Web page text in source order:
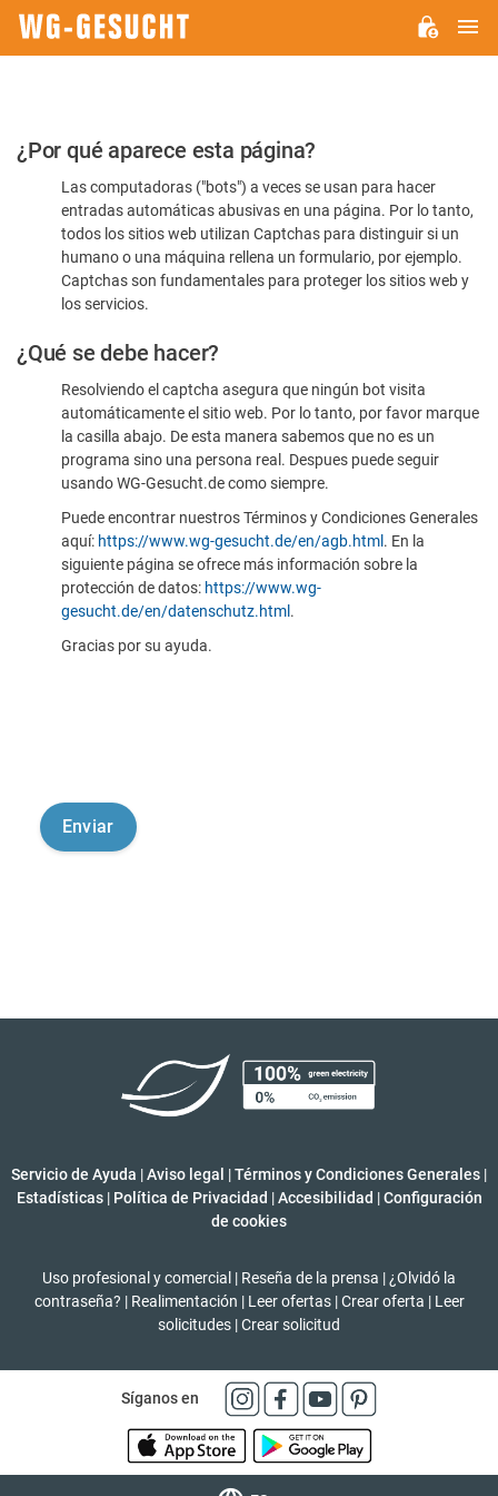
Por
favor,
confirme
humano
¿Por qué aparece esta página?
Las computadoras ("bots") a veces se usan para hacer
entradas automáticas abusivas en una página. Por lo tanto,
todos los sitios web utilizan Captchas para distinguir si un
humano o una máquina rellena un formulario, por ejemplo.
Captchas son fundamentales para proteger los sitios web y
los servicios.
¿Qué se debe hacer?
Resolviendo el captcha asegura que ningún bot visita
automáticamente el sitio web. Por lo tanto, por favor marque
la casilla abajo. De esta manera sabemos que no es un
programa sino una persona real. Despues puede seguir
usando WG-Gesucht.de como siempre.
Puede encontrar nuestros Términos y Condiciones Generales
aquí: https://www.wg-gesucht.de/en/agb.html . En la
siguiente página se ofrece más información sobre la
protección de datos: https://www.wg-
gesucht.de/en/datenschutz.html .
Gracias por su ayuda.
Servicio de Ayuda |Aviso legal |Términos y Condiciones Generales |
Estadísticas | Política de Privacidad | Accesibilidad | Configuración
de cookies
Uso profesional y comercial | Reseña de la prensa | ¿Olvidó la
contraseña? | Realimentación | Leer ofertas | Crear oferta | Leer
solicitudes |Crear solicitud
Síganos en